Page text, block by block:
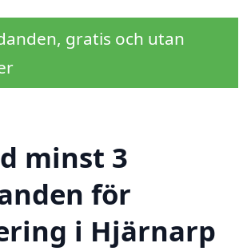
gratis och utan
minst 3
för
i Hjärnarp